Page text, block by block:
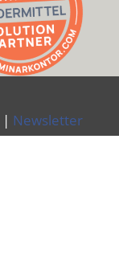
| Newsletter